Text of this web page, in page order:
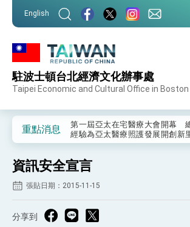
English
駐波士頓台北經濟文化辦事處
Taipei Economic and Cultural Office in Boston
重點消息
外交部重要言論
事處」，進一步深化台美交流合
第一屆亞太在宅醫療大會開幕
經驗為亞太醫療照護發展開創新
及「台灣智慧醫療與健康產業展
世界展現台灣守護全球健康的創
總統出訪史瓦帝尼返國談話 強
走向世界 盼與理念相近國家共
訪問
總統與五院院長新春茶敘 盼化
資訊安全宣言
張貼日期：2015-11-15
分享到